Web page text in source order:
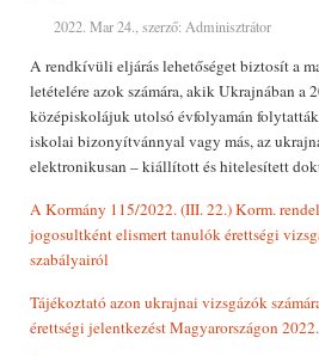
2022. Mar 24., szerző: Adminisztrátor
A rendkívüli eljárás lehetőséget biztosít a
letételére azok számára, akik Ukrajnában a
középiskolájuk utolsó évfolyamán
iskolai bizonyítvánnyal vagy más, az
elektronikusan – kiállított és hitelesített
A Kormány 115/2022. (III. 22.) Korm.
jogosultként elismert tanulók érettségi
szabályairól
Tájékoztató azon ukrajnai vizsgázók
érettségi jelentkezést Magyarországon